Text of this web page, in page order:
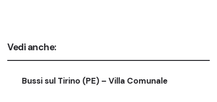
Vedi anche:
Bussi sul Tirino (PE) – Villa Comunale